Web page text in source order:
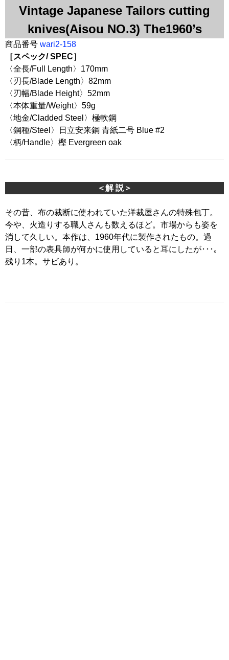
Vintage Japanese Tailors cutting
knives(Aisou NO.3) The1960’s
商品番号 wari2-158
［スペック/ SPEC］
〈全長/Full Length〉170mm
〈刃長/Blade Length〉82mm
〈刃幅/Blade Height〉52mm
〈本体重量/Weight〉59g
〈地金/Cladded Steel〉極軟鋼
〈鋼種/Steel〉日立安来鋼 青紙二号 Blue #2
〈柄/Handle〉樫 Evergreen oak
＜解 説＞
その昔、布の裁断に使われていた洋裁屋さんの特殊包丁。
今や、火造りする職人さんも数えるほど。市場からも姿を
消して久しい。本作は、1960年代に製作されたもの。過
日、一部の表具師が何かに使用していると耳にしたが･･･｡
残り1本。サビあり。